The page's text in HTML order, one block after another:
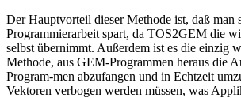
Der Hauptvorteil dieser Methode ist, daß man
Programmierarbeit spart, da TOS2GEM die
selbst übernimmt. Außerdem ist es die einzig
Methode, aus GEM-Programmen heraus die
Program-men abzufangen und in Echtzeit
Vektoren verbogen werden müssen, was